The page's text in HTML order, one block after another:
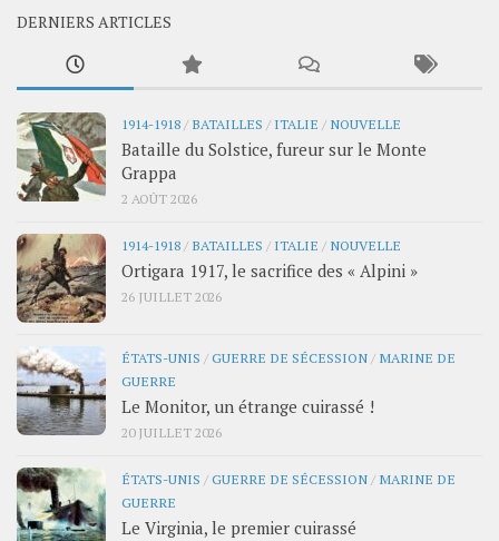
DERNIERS ARTICLES
1914-1918 / BATAILLES / ITALIE / NOUVELLE
Bataille du Solstice, fureur sur le Monte
Grappa
2 AOÛT 2026
1914-1918 / BATAILLES / ITALIE / NOUVELLE
Ortigara 1917, le sacrifice des « Alpini »
26 JUILLET 2026
ÉTATS-UNIS /GUERRE DE SÉCESSION / MARINE DE
GUERRE
Le Monitor, un étrange cuirassé !
20 JUILLET 2026
ÉTATS-UNIS /GUERRE DE SÉCESSION / MARINE DE
GUERRE
Le Virginia, le premier cuirassé